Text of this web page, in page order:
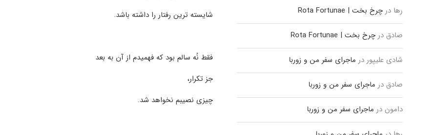
شایسته ترین رفتار را داشته باشد.
فقط نُه سالم بود که فهمیدم از آن به بعد
جز تکرار،
چیزی نصیبم نخواهد شد.
رها درچرخ بخت | Rota Fortunae
صادق درچرخ بخت | Rota Fortunae
شادی علیپور در ماجرای سفر من و زوربا
صادق در ماجرای سفر من و زوربا
دامون در ماجرای سفر من و زوربا